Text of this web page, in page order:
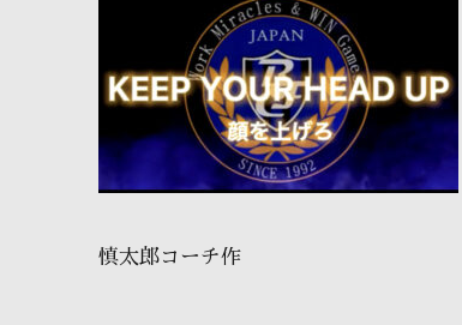
慎太郎コーチ作